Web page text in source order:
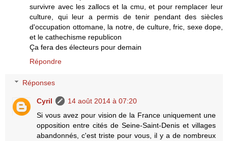
survivre avec les zallocs et la cmu, et pour remplacer leur
culture, qui leur a permis de tenir pendant des siècles
d'occupation ottomane, la notre, de culture, fric, sexe dope,
et le cathechisme republicon
Ça fera des électeurs pour demain
Répondre
Réponses
Cyril
14 août 2014 à 07:20
Si vous avez pour vision de la France uniquement une
opposition entre cités de Seine-Saint-Denis et villages
abandonnés, c'est triste pour vous, il y a de nombreux